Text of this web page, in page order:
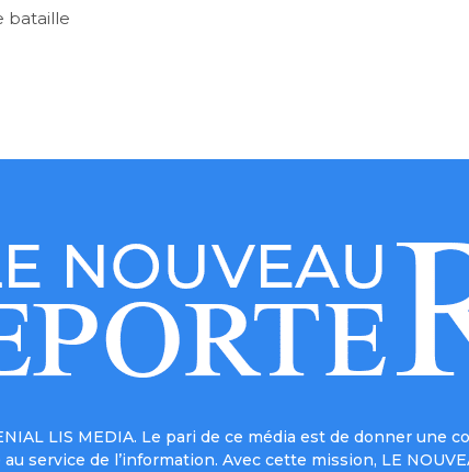
bataille
LIS MEDIA. Le pari de ce média est de donner une
service de l’information. Avec cette mission, LE